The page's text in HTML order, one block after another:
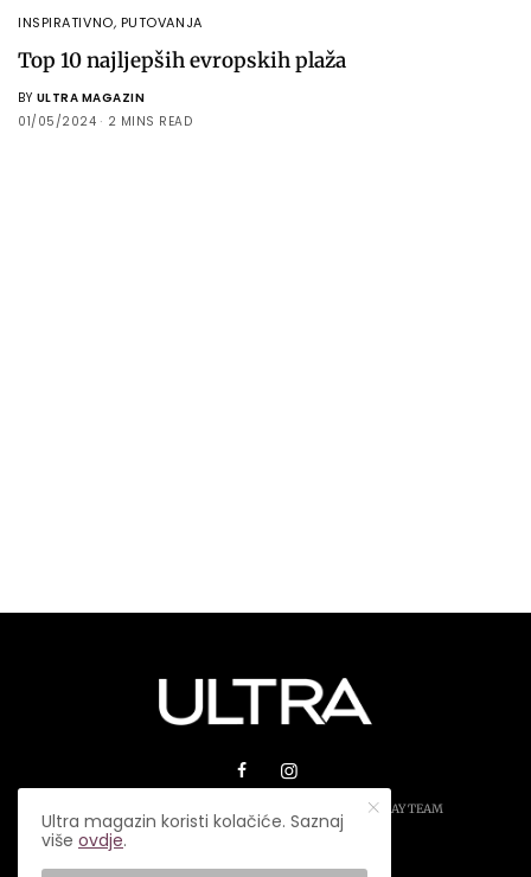
INSPIRATIVNO, PUTOVANJA
Top 10 najljepših evropskih plaža
BY ULTRA MAGAZIN
01/05/2024
2 MINS READ
© 2026 ULTRA MAGAZIN. SVA PRAVA ZADRŽANA.PLAY TEAM
Ultra magazin koristi kolačiće. Saznaj
višeovdje.